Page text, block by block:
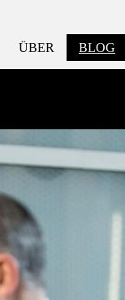
ÜBER BLOG